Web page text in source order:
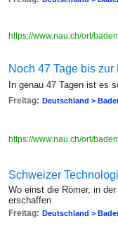
https://www.nau.ch/ort/
Noch 47 Tage bis
In genau 47 Tagen ist es
Freitag: Deutschland >
https://www.nau.ch/ort/
Schweizer
Wo einst die Römer, in
erschaffen
Freitag: Deutschland >